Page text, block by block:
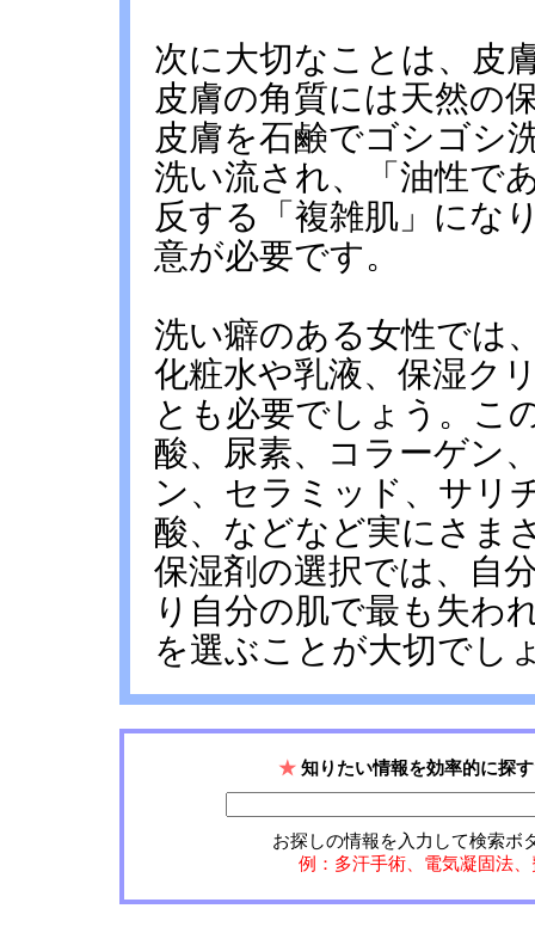
次に大切なことは、皮
皮膚の角質には天然の
皮膚を石鹸でゴシゴシ
洗い流され、「油性で
反する「複雑肌」にな
意が必要です。
洗い癖のある女性では
化粧水や乳液、保湿ク
とも必要でしょう。こ
酸、尿素、コラーゲン
ン、セラミッド、サリ
酸、などなど実にさま
保湿剤の選択では、自
り自分の肌で最も失わ
を選ぶことが大切でし
★ 知りたい情報を効率的に探
お探しの情報を入力して検索ボ
例：多汗手術、電気凝固法